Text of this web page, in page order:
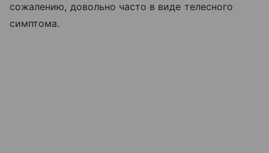
сожалению, довольно часто в виде телесного
симптома.